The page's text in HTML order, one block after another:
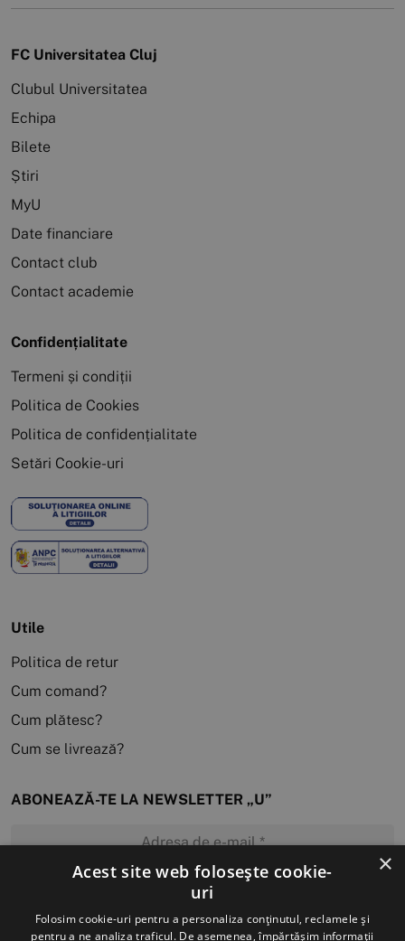
FC Universitatea Cluj
Clubul Universitatea
Echipa
Bilete
Știri
MyU
Date financiare
Contact club
Contact academie
Confidențialitate
Termeni și condiții
Politica de Cookies
Politica de confidențialitate
Setări Cookie-uri
Utile
Politica de retur
Cum comand?
Cum plătesc?
Cum se livrează?
ABONEAZĂ-TE LA NEWSLETTER „U”
MĂ ABONEZ
×
Acest site web folosește cookie-
uri
Folosim cookie-uri pentru a personaliza conținutul, reclamele și
pentru a ne analiza traficul. De asemenea, împărtășim informații